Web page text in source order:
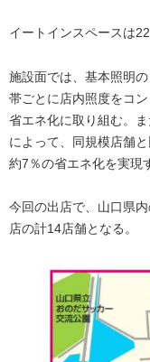
イートインスペースは22
施設面では、基本照明
帯ごとに店内照度をコ
省エネ化に取り組む。
によって、同規模店舗
約7％の省エネ化を実現
今回の出店で、山口県
店の計14店舗となる。